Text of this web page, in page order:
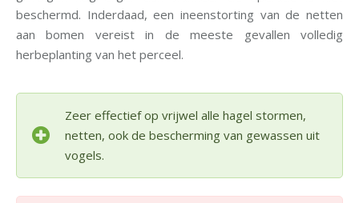
beschermd. Inderdaad, een ineenstorting van de netten
aan bomen vereist in de meeste gevallen volledig
herbeplanting van het perceel.
Zeer effectief op vrijwel alle hagel stormen,
netten, ook de bescherming van gewassen uit
vogels.